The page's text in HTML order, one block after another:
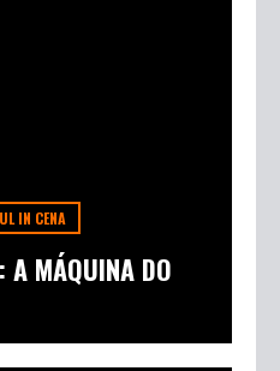
IN CENA
A MÁQUINA DO